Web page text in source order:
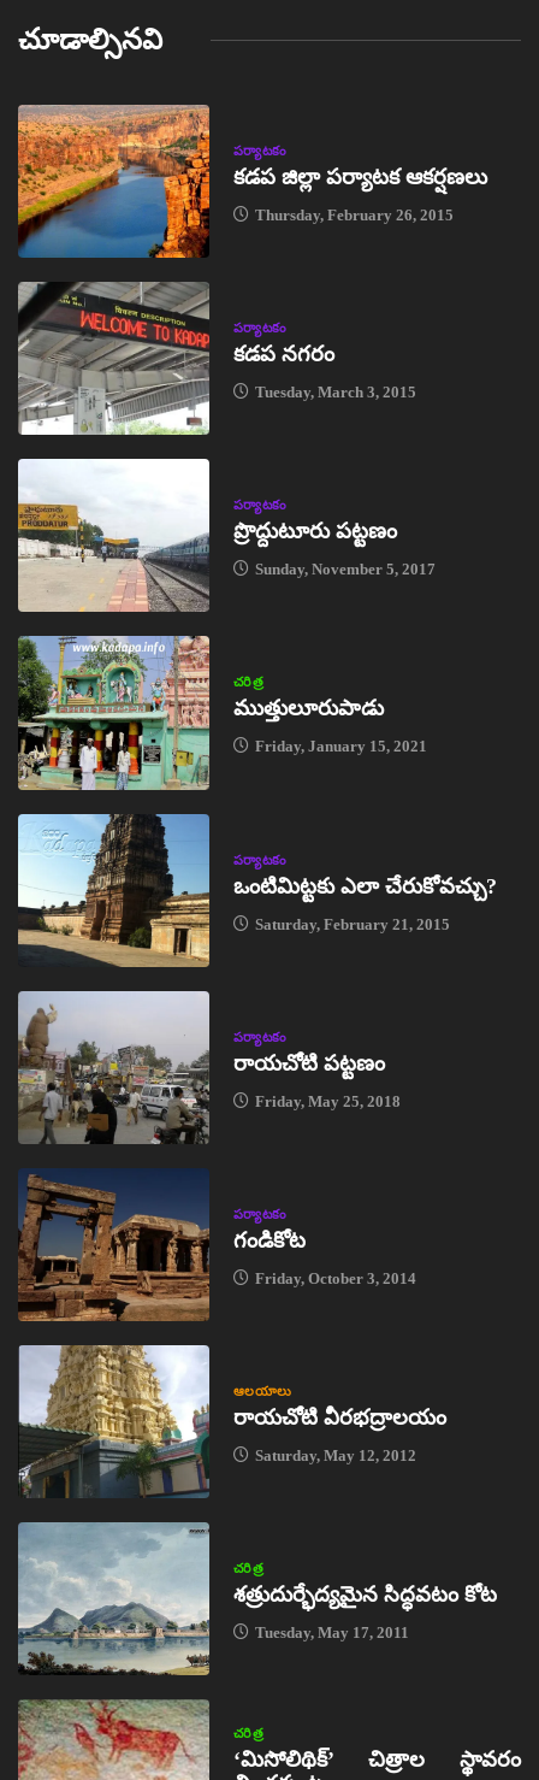
చూడాల్సినవి
పర్యాటకం
కడప జిల్లా పర్యాటక ఆకర్షణలు
Thursday, February 26, 2015
పర్యాటకం
కడప నగరం
Tuesday, March 3, 2015
పర్యాటకం
ప్రొద్దుటూరు పట్టణం
Sunday, November 5, 2017
చరిత్ర
ముత్తులూరుపాడు
Friday, January 15, 2021
పర్యాటకం
ఒంటిమిట్టకు ఎలా చేరుకోవచ్చు?
Saturday, February 21, 2015
పర్యాటకం
రాయచోటి పట్టణం
Friday, May 25, 2018
పర్యాటకం
గండికోట
Friday, October 3, 2014
ఆలయాలు
రాయచోటి వీరభద్రాలయం
Saturday, May 12, 2012
చరిత్ర
శత్రుదుర్భేద్యమైన సిద్ధవటం కోట
Tuesday, May 17, 2011
చరిత్ర
‘మిసోలిథిక్‌’ చిత్రాల స్థావరం